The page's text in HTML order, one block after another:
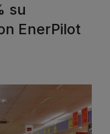
su
EnerPilot